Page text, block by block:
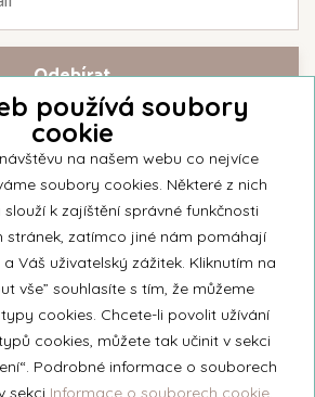
newsletteru a buďte jako první informováni o
svíček a aktualitách z rodinné firmy Unipar.
© 2026 Unipar
+420 571 651 531
používá soubory
cookie
na našem webu co nejvíce
soubory cookies. Některé z nich
k zajíštění správné funkčnosti
stránek, zatímco jiné nám pomáhají
Váš uživatelský zážitek. Kliknutím na
vše” souhlasíte s tím, že můžeme
cookies. Chcete-li povolit užívání
cookies, můžete tak učinit v sekci
Podrobné informace o souborech
sekci Informace o souborech cookie.